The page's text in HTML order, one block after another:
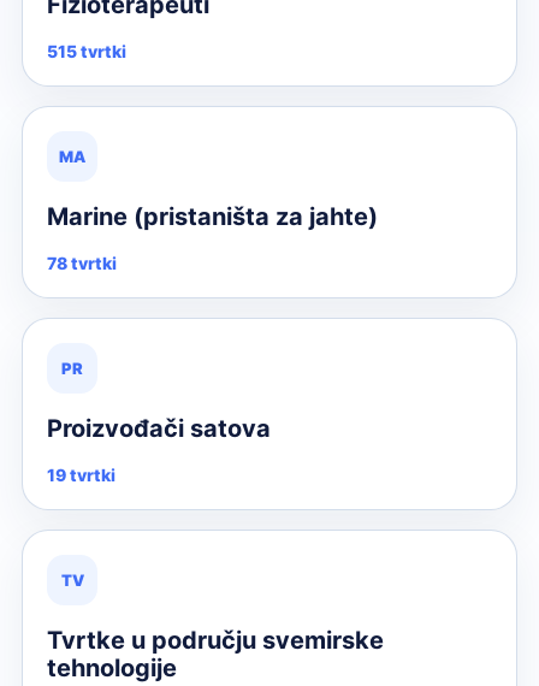
515 tvrtki
MA
Marine (pristaništa za jahte)
78 tvrtki
PR
Proizvođači satova
19 tvrtki
TV
Tvrtke u području svemirske
tehnologije